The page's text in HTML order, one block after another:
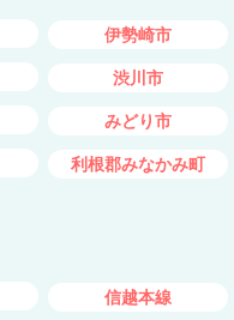
伊勢崎市
渋川市
みどり市
利根郡みなかみ町
信越本線